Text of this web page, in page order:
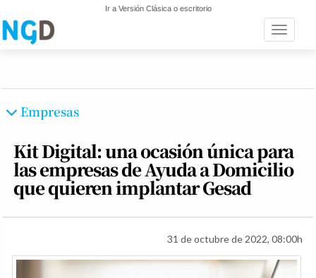
Ir a Versión Clásica o escritorio
Toggle
Empresas
Kit Digital: una ocasión única para
las empresas de Ayuda a Domicilio
que quieren implantar Gesad
31 de octubre de 2022, 08:00h